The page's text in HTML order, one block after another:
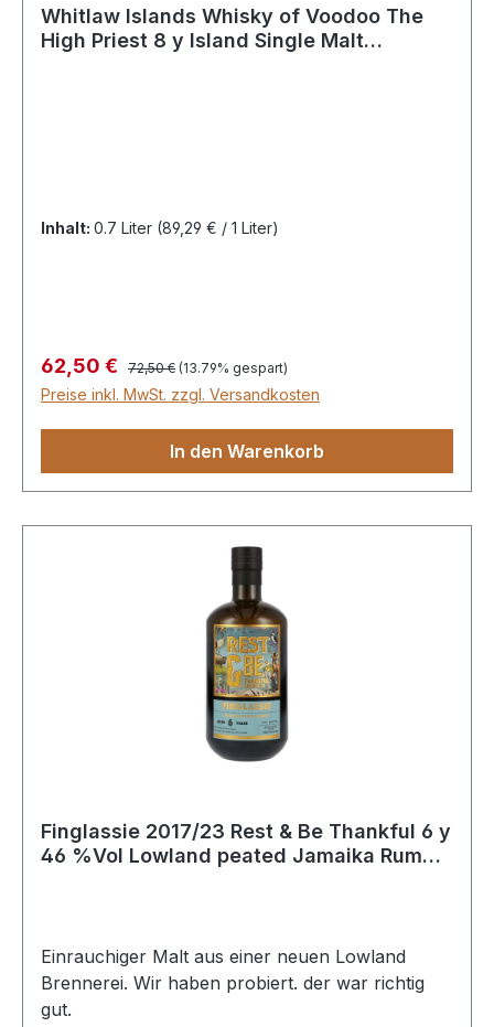
Whitlaw Islands Whisky of Voodoo The
High Priest 8 y Island Single Malt
Inhalt: 0.7 Liter (89,29 € / 1 Liter)
Verkaufspreis:
62,50 € Regulärer Preis:
72,50 € (13.79% gespart)
Preise inkl. MwSt. zzgl. Versandkosten
In den Warenkorb
Finglassie 2017/23 Rest & Be Thankful 6 y
46 %Vol Lowland peated Jamaika Rum
Einrauchiger Malt aus einer neuen Lowland
Brennerei. Wir haben probiert. der war richtig
gut.